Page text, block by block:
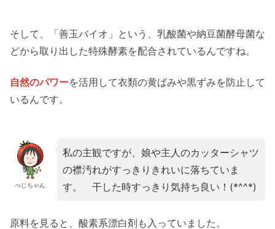
そして、「善玉バイオ」という、乳酸菌や納豆菌酵母菌な
どから取り出した特殊酵素を配合されているんですね。
自然のパワーを活用して衣類の黄ばみや黒ずみを防止して
いるんです。
べじちゃん
私の主観ですが、娘や主人のカッターシャツ
の襟汚れがすっきりきれいに落ちていま
す。 干した時すっきり気持ち良い！(*^^*)
原料を見ると、酸素系漂白剤も入っていました。